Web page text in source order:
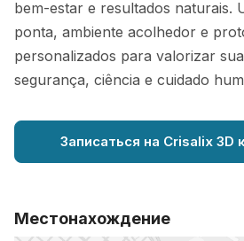
bem-estar e resultados naturais.
ponta, ambiente acolhedor e
personalizados para valorizar
segurança, ciência e cuidado
Записаться на Crisalix 3D
Местонахождение